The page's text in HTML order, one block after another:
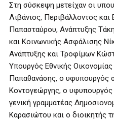
Στη σύσκεψη μετείχαν οι
Λιβάνιος, Περιβάλλοντος και
Παπασταύρου, Ανάπτυξης
και Κοινωνικής Ασφάλισης
Ανάπτυξης και Τροφίμων
Υπουργός Εθνικής
Παπαθανάσης, ο υφυπουργός
Κοντογεώργης, ο υφυπουργός
γενική γραμματέας
Καρασιώτου και ο διοικητής